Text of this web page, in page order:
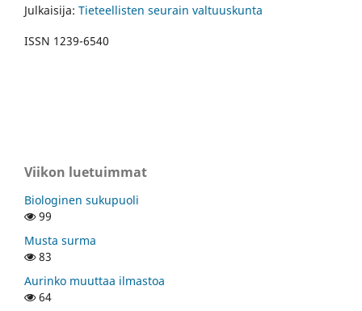
Julkaisija: Tieteellisten seurain valtuuskunta
ISSN 1239-6540
Viikon luetuimmat
Biologinen sukupuoli
99
Musta surma
83
Aurinko muuttaa ilmastoa
64